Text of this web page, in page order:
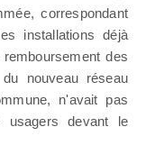
correspondant
installations déjà
des
nouveau réseau
n'avait pas
usagers devant le